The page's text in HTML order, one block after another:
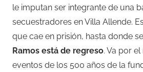
le imputan ser integrante de una
secuestradores en Villa Allende.
que cae en prisión, hasta donde
Ramos está de regreso. Va por
eventos de los 500 años de la